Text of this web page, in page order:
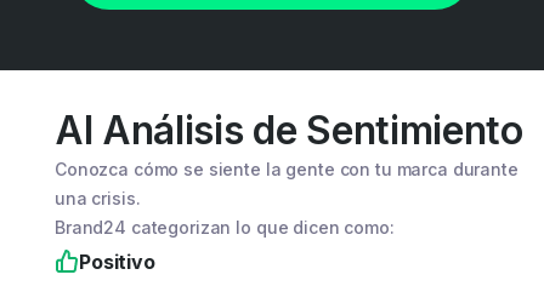
AI Análisis de Sentimiento
Conozca cómo se siente la gente con tu marca durante
una crisis.
Brand24 categorizan lo que dicen como:
Positivo